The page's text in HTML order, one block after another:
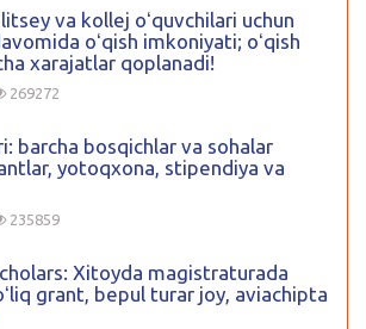
va kollej oʻquvchilari uchun
oʻqish imkoniyati; oʻqish
xarajatlar qoplanadi!
269272
barcha bosqichlar va sohalar
yotoqxona, stipendiya va
235859
Xitoyda magistraturada
grant, bepul turar joy, aviachipta